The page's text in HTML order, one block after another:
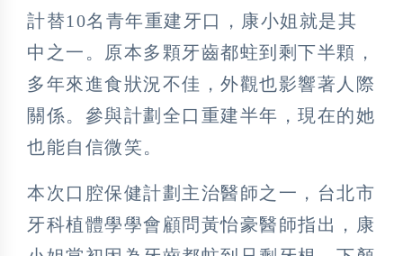
計替10名青年重建牙口，康小姐就是其
中之一。原本多顆牙齒都蛀到剩下半顆，
多年來進食狀況不佳，外觀也影響著人際
關係。參與計劃全口重建半年，現在的她
也能自信微笑。
本次口腔保健計劃主治醫師之一，台北市
牙科植體學學會顧問黃怡豪醫師指出，康